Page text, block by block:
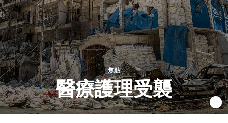
焦點
醫療護理受襲